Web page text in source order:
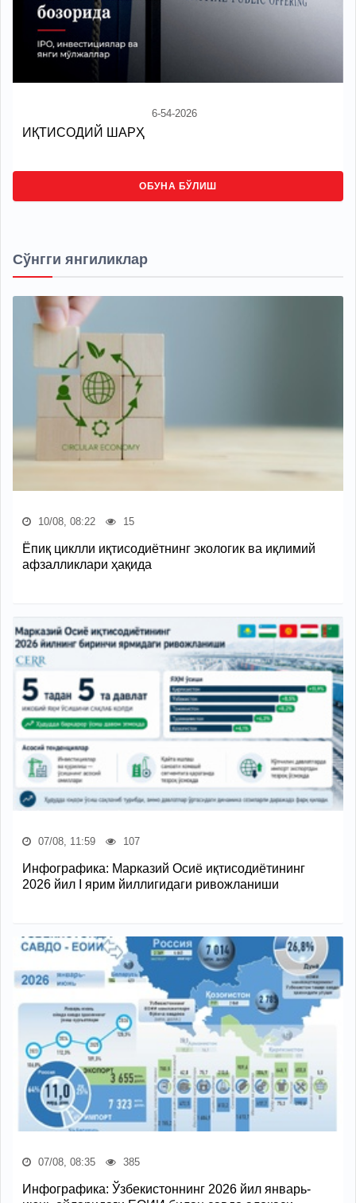
6-54-2026
ИҚТИСОДИЙ ШАРҲ
ОБУНА БЎЛИШ
Сўнгги янгиликлар
10/08, 08:22 15
Ёпиқ циклли иқтисодиётнинг экологик ва иқлимий
афзалликлари ҳақида
07/08, 11:59 107
Инфографика: Марказий Осиё иқтисодиётининг
2026 йил I ярим йиллигидаги ривожланиши
07/08, 08:35 385
Инфографика: Ўзбекистоннинг 2026 йил январь-